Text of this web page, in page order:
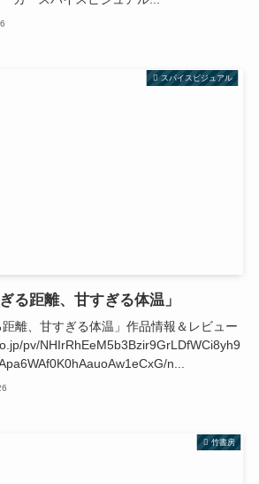
スパイスビジュアル
る距離、甘すぎる体温」
離、甘すぎる体温」作品情報＆レビュー
pv/NHIrRhEeM5b3Bzir9GrLDfWCi8yh9
n...
竹書房